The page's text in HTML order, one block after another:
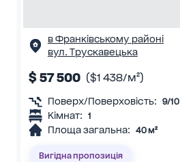
в Франківському районі
вул. Трускавецька
$ 57 500 ($1 438/м²)
Поверх/Поверховість: 9/10
Кімнат: 1
Площа загальна: 40 м²
Вигідна пропозиція